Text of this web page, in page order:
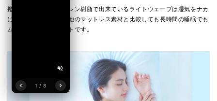
1 / 8
撥水性の高いポリエチレン樹脂で出来ているライトウェーブは湿気をナカ
に滞留させないため、他のマットレス素材と比較しても長時間の睡眠でも
ムレにくいのがポイントです。